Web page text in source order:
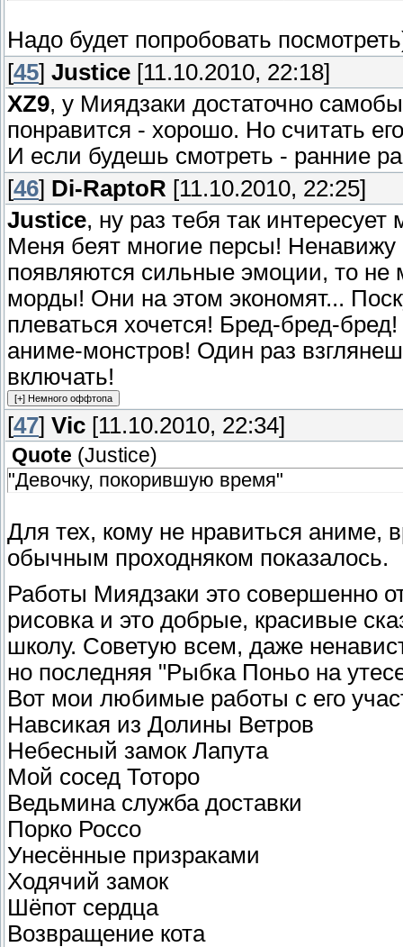
Надо будет попробовать
[45] Justice [11.10.2010, 22:18]
XZ9, у Миядзаки достаточно
понравится - хорошо. Но считать
И если будешь смотреть - ранние
[46] Di-RaptoR [11.10.2010, 22:25]
Justice, ну раз тебя так
Меня беят многие персы! Ненавижу
появляются сильные эмоции, то не
морды! Они на этом экономят...
плеваться хочется! Бред-бред-
аниме-монстров! Один раз
включать!
[47] Vic [11.10.2010, 22:34]
Quote (Justice)
"Девочку, покорившую время"
Для тех, кому не нравиться аниме,
обычным проходняком показалось.
Работы Миядзаки это совершенно
рисовка и это добрые, красивые
школу. Советую всем, даже
но последняя "Рыбка Поньо на
Вот мои любимые работы с его
Навсикая из Долины Ветров
Небесный замок Лапута
Мой сосед Тоторо
Ведьмина служба доставки
Порко Россо
Унесённые призраками
Ходячий замок
Шёпот сердца
Возвращение кота